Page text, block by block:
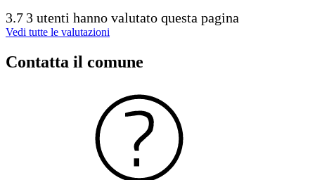
3.7 3 utenti hanno valutato questa pagina
Vedi tutte le valutazioni
Contatta il comune